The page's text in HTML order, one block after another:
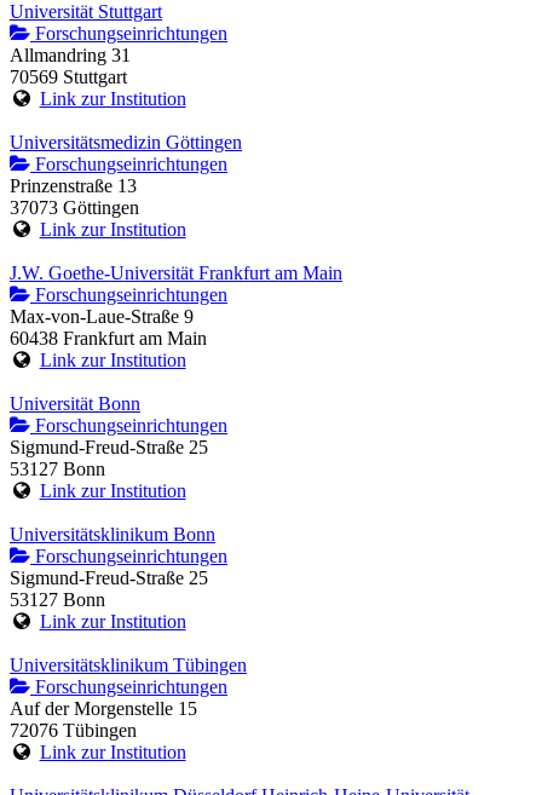
Universität Stuttgart
Forschungseinrichtungen
Allmandring 31
70569 Stuttgart
Link zur Institution
Universitätsmedizin Göttingen
Forschungseinrichtungen
Prinzenstraße 13
37073 Göttingen
Link zur Institution
J.W. Goethe-Universität Frankfurt am Main
Forschungseinrichtungen
Max-von-Laue-Straße 9
60438 Frankfurt am Main
Link zur Institution
Universität Bonn
Forschungseinrichtungen
Sigmund-Freud-Straße 25
53127 Bonn
Link zur Institution
Universitätsklinikum Bonn
Forschungseinrichtungen
Sigmund-Freud-Straße 25
53127 Bonn
Link zur Institution
Universitätsklinikum Tübingen
Forschungseinrichtungen
Auf der Morgenstelle 15
72076 Tübingen
Link zur Institution